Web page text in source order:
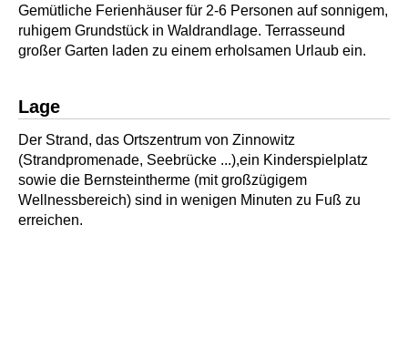
Gemütliche Ferienhäuser für 2-6 Personen auf sonnigem,
ruhigem Grundstück in Waldrandlage. Terrasseund
großer Garten laden zu einem erholsamen Urlaub ein.
Lage
Der Strand, das Ortszentrum von Zinnowitz
(Strandpromenade, Seebrücke ...),ein Kinderspielplatz
sowie die Bernsteintherme (mit großzügigem
Wellnessbereich) sind in wenigen Minuten zu Fuß zu
erreichen.